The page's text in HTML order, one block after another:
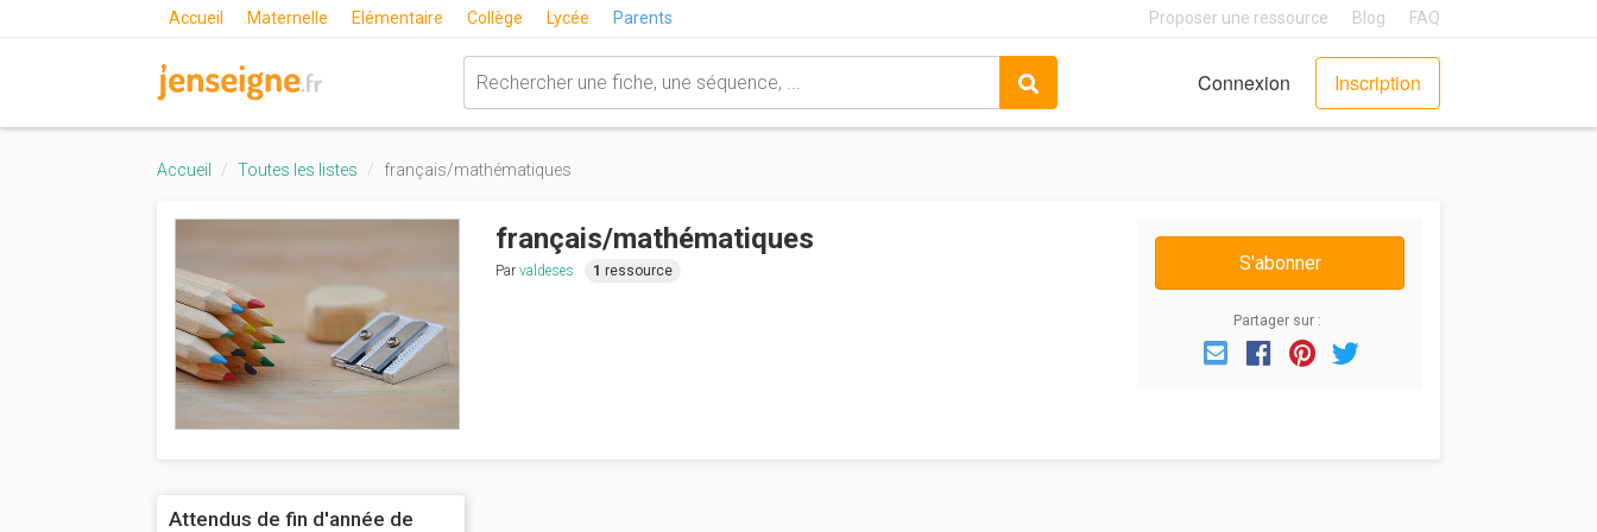
Accueil Maternelle Elémentaire Collège Lycée Parents Proposer une ressource Blog FAQ
Connexion Inscription
Accueil Toutes les listes français/mathématiques
français/mathématiques
Par valdeses 1 ressource S'abonner
Partager sur :
EmailFacebook
Pinterest
Attendus de fin d'année de